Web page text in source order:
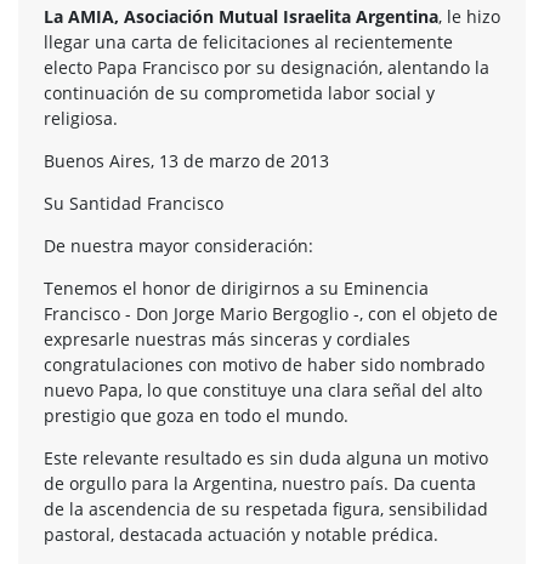
La AMIA, Asociación Mutual Israelita Argentina, le hizo
llegar una carta de felicitaciones al recientemente
electo Papa Francisco por su designación, alentando la
continuación de su comprometida labor social y
religiosa.
Buenos Aires, 13 de marzo de 2013
Su Santidad Francisco
De nuestra mayor consideración:
Tenemos el honor de dirigirnos a su Eminencia
Francisco - Don Jorge Mario Bergoglio -, con el objeto de
expresarle nuestras más sinceras y cordiales
congratulaciones con motivo de haber sido nombrado
nuevo Papa, lo que constituye una clara señal del alto
prestigio que goza en todo el mundo.
Este relevante resultado es sin duda alguna un motivo
de orgullo para la Argentina, nuestro país. Da cuenta
de la ascendencia de su respetada figura, sensibilidad
pastoral, destacada actuación y notable prédica.